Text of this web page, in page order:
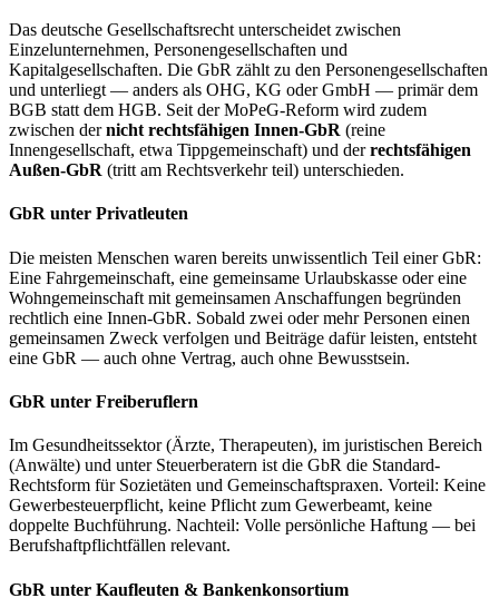
Das deutsche Gesellschaftsrecht unterscheidet zwischen
Einzelunternehmen, Personengesellschaften und
Kapitalgesellschaften. Die GbR zählt zu den Personengesellschaften
und unterliegt — anders als OHG, KG oder GmbH — primär dem
BGB statt dem HGB. Seit der MoPeG-Reform wird zudem
zwischen dernicht rechtsfähigen Innen-GbR (reine
Innengesellschaft, etwa Tippgemeinschaft) und derrechtsfähigen
Außen-GbR (tritt am Rechtsverkehr teil) unterschieden.
GbR unter Privatleuten
Die meisten Menschen waren bereits unwissentlich Teil einer GbR:
Eine Fahrgemeinschaft, eine gemeinsame Urlaubskasse oder eine
Wohngemeinschaft mit gemeinsamen Anschaffungen begründen
rechtlich eine Innen-GbR. Sobald zwei oder mehr Personen einen
gemeinsamen Zweck verfolgen und Beiträge dafür leisten, entsteht
eine GbR — auch ohne Vertrag, auch ohne Bewusstsein.
GbR unter Freiberuflern
Im Gesundheitssektor (Ärzte, Therapeuten), im juristischen Bereich
(Anwälte) und unter Steuerberatern ist die GbR die Standard-
Rechtsform für Sozietäten und Gemeinschaftspraxen. Vorteil: Keine
Gewerbesteuerpflicht, keine Pflicht zum Gewerbeamt, keine
doppelte Buchführung. Nachteil: Volle persönliche Haftung — bei
Berufshaftpflichtfällen relevant.
GbR unter Kaufleuten & Bankenkonsortium